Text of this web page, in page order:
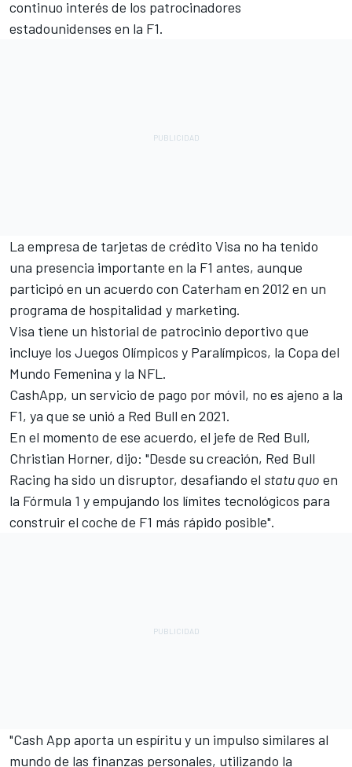
continuo interés de los patrocinadores
estadounidenses en la F1.
La empresa de tarjetas de crédito Visa no ha tenido
una presencia importante en la F1 antes, aunque
participó en un acuerdo con Caterham en 2012 en un
programa de hospitalidad y marketing.
Visa tiene un historial de patrocinio deportivo que
incluye los Juegos Olímpicos y Paralímpicos, la Copa del
Mundo Femenina y la NFL.
CashApp, un servicio de pago por móvil, no es ajeno a la
F1, ya que se unió a Red Bull en 2021.
En el momento de ese acuerdo, el jefe de Red Bull,
Christian Horner, dijo: "Desde su creación, Red Bull
Racing ha sido un disruptor, desafiando el statu quo en
la Fórmula 1 y empujando los límites tecnológicos para
construir el coche de F1 más rápido posible".
"Cash App aporta un espíritu y un impulso similares al
mundo de las finanzas personales, utilizando la